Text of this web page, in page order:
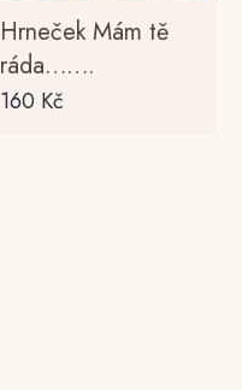
Hrneček Mám tě
ráda…….
160 Kč